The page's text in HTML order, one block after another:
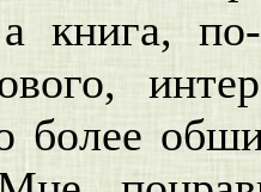
книга,
более